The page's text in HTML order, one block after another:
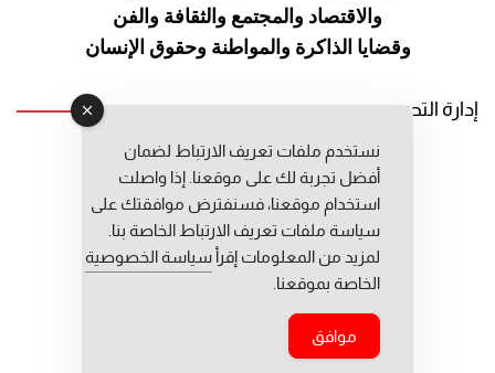
والاقتصاد والمجتمع والثقافة والفن
وقضايا الذاكرة والمواطنة وحقوق الإنسان
إدارة التحرير
رئيس التحرير: عبد الرحيم التوراني
رئيس التحرير المساعد: المعطي قبال
مديرة التحرير: فاطمة حوحو
جميع حقوق النشر محفوظة © 2026
نستخدم ملفات تعريف الارتباط لضمان
أفضل تجربة لك على موقعنا. إذا واصلت
استخدام موقعنا، فسنفترض موافقتك على
سياسة ملفات تعريف الارتباط الخاصة بنا.
لمزيد من المعلومات إقرأ سياسة الخصوصية
الخاصة بموقعنا.
موافق